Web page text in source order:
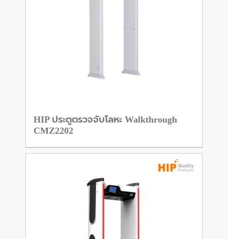
HIP ประตูตรวจจับโลหะ Walkthrough
CMZ2202